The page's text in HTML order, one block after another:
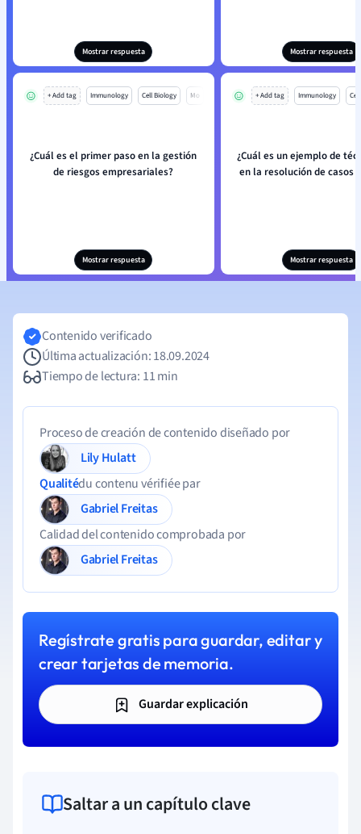
Mostrar respuesta Mostrar respuesta
+ Add tag Immunology Cell Biology Mo
¿Cuál es el primer paso en la gestión
de riesgos empresariales?
Mostrar respuesta
+ Add tag Immunology
¿Cuál es un ejemplo de
en la resolución de casos
Mostrar respuesta
Contenido verificado
Última actualización: 18.09.2024
Tiempo de lectura: 11 min
Proceso de creación de contenido diseñado por
Lily Hulatt
Qualitédu contenu vérifiée par
Gabriel Freitas
Calidad del contenido comprobada por
Gabriel Freitas
Regístrate gratis para guardar, editar y
crear tarjetas de memoria.
Guardar explicación
Saltar a un capítulo clave